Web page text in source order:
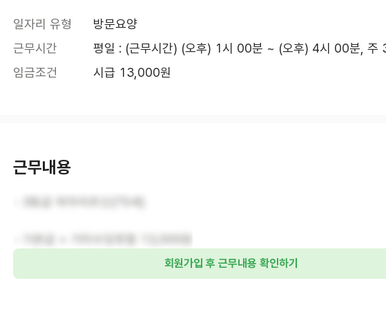
일자리 유형
방문요양
근무시간
평일 : (근무시간) (오후) 1시 00분 ~ (오후) 4시 00분, 주
임금조건
시급 13,000원
근무내용
회원가입 후 근무내용 확인하기